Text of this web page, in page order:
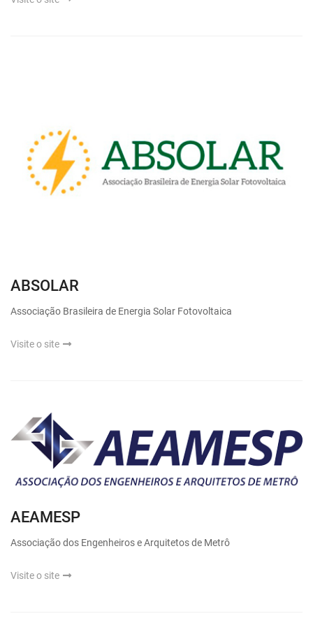
ABSOLAR
Associação Brasileira de Energia Solar Fotovoltaica
Visite o site
AEAMESP
Associação dos Engenheiros e Arquitetos de Metrô
Visite o site